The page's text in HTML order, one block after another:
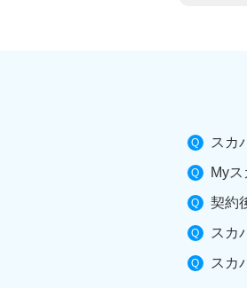
スカ
My
契約
スカ
スカ